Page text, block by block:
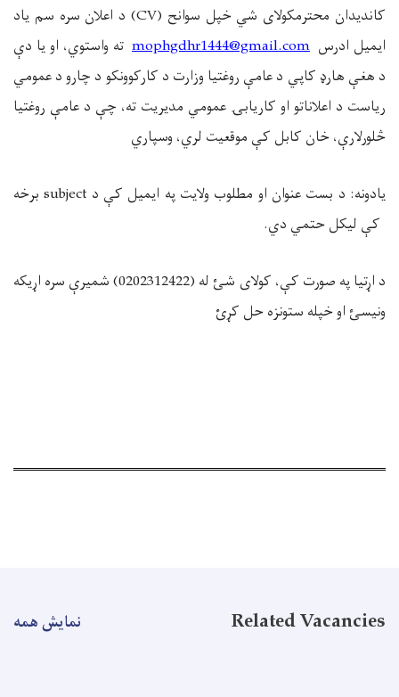
کاندیدان محترمکولای شي خپل سوانح (CV) د اعلان سره سم یاد
ایمیل ادرس mophgdhr1444@gmail.com ته واستوي، او یا دې
د هغې هارډ کاپي د عامې روغتیا وزارت د کارکوونکو د چارو د عمومي
ریاست د اعلاناتو او کاریابۍ عمومي مدیریت ته، چې د عامې روغتیا
څلورلارې، خان کابل کې موقعیت لري، وسپاري
یادونه: د بست عنوان او مطلوب ولایت په ایمیل کې د subject برخه
کې لیکل حتمي دي.
د اړتیا په صورت کې، کولای شئ له (0202312422) شمیرې سره اړیکه
ونیسئ او خپله ستونزه حل کړئ
Related Vacancies نمایش همه